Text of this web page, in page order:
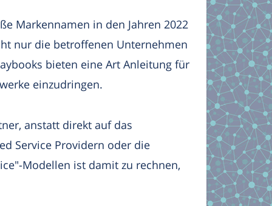
Markennamen in den Jahren 2022
nur die betroffenen Unternehmen
bieten eine Art Anleitung für
einzudringen.
anstatt direkt auf das
Service Providern oder die
Modellen ist damit zu rechnen,